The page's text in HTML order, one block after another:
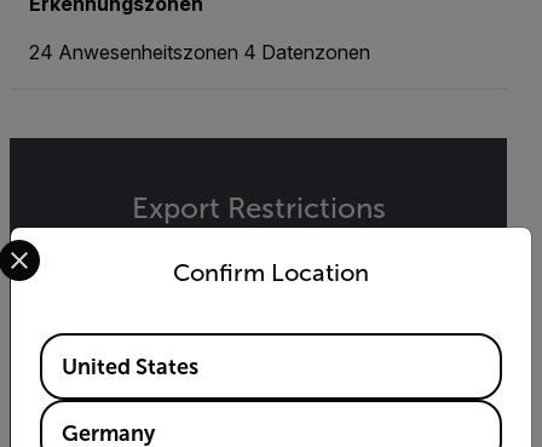
24 Anwesenheitszonen 4 Datenzonen
Export Restrictions
to products that may be subject to the
Sections 730-774) depending upon
specifications for the final product; jurisdiction
and classification will be provided upon request.
Confirm Location
Select your preferred country and language from the
Available Locations
United States
Germany